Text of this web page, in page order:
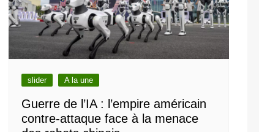
slider A la une
Guerre de l’IA : l’empire américain
contre-attaque face à la menace